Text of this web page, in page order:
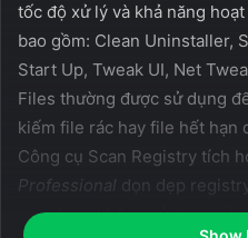
tốc độ xử lý và khả năng
bao gồm: Clean Uninstaller,
Start Up, Tweak UI, Net
Files thường được sử dụng
kiếm file rác hay file hết hạn
Công cụ Scan Registry tích
Professional dọn dẹp
ứng dụng không sử dụng